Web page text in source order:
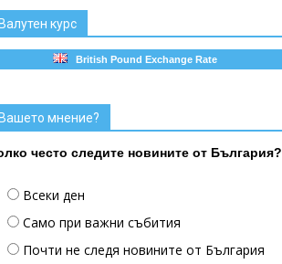
курс
British Pound Exchange Rate
мнение?
често следите новините от България?
Всеки ден
Само при важни събития
Почти не следя новините от България